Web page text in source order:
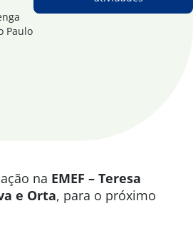
Paulo
na EMEF – Teresa
e Orta, para o próximo